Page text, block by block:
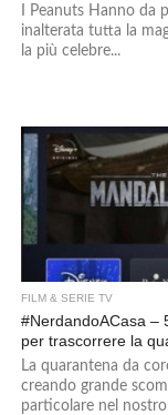
I Peanuts Hanno
inalterata tutta la
la più celebre...
FILM & SERIE TV
#NerdandoACasa –
per trascorrere la
La quarantena da
creando grande
particolare nel nostro